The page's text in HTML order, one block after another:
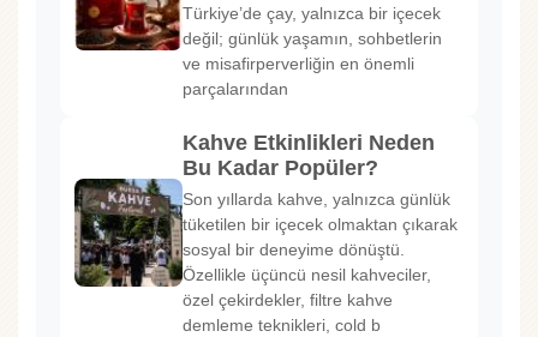
Türkiye’de çay, yalnızca bir içecek
değil; günlük yaşamın, sohbetlerin
ve misafirperverliğin en önemli
parçalarından
Kahve Etkinlikleri Neden
Bu Kadar Popüler?
Son yıllarda kahve, yalnızca günlük
tüketilen bir içecek olmaktan çıkarak
sosyal bir deneyime dönüştü.
Özellikle üçüncü nesil kahveciler,
özel çekirdekler, filtre kahve
demleme teknikleri, cold b